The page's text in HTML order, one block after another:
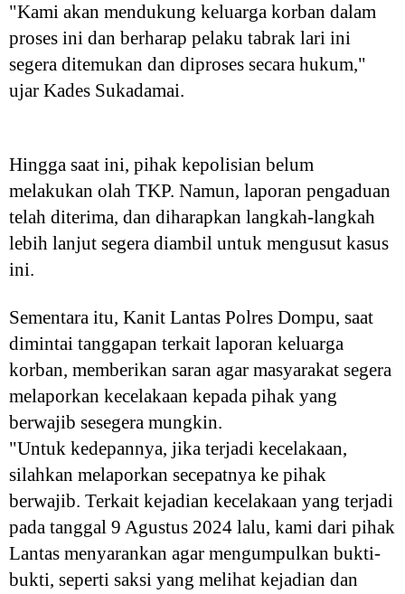
"Kami akan mendukung keluarga korban dalam
proses ini dan berharap pelaku tabrak lari ini
segera ditemukan dan diproses secara hukum,"
ujar Kades Sukadamai.
Hingga saat ini, pihak kepolisian belum
melakukan olah TKP. Namun, laporan pengaduan
telah diterima, dan diharapkan langkah-langkah
lebih lanjut segera diambil untuk mengusut kasus
ini.
Sementara itu, Kanit Lantas Polres Dompu, saat
dimintai tanggapan terkait laporan keluarga
korban, memberikan saran agar masyarakat segera
melaporkan kecelakaan kepada pihak yang
berwajib sesegera mungkin.
"Untuk kedepannya, jika terjadi kecelakaan,
silahkan melaporkan secepatnya ke pihak
berwajib. Terkait kejadian kecelakaan yang terjadi
pada tanggal 9 Agustus 2024 lalu, kami dari pihak
Lantas menyarankan agar mengumpulkan bukti-
bukti, seperti saksi yang melihat kejadian dan